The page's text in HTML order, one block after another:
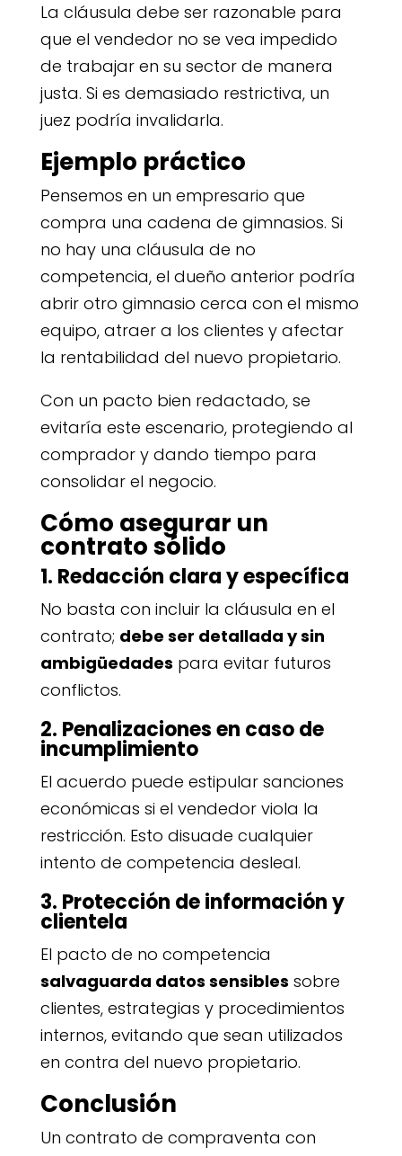
La cláusula debe ser razonable para
que el vendedor no se vea impedido
de trabajar en su sector de manera
justa. Si es demasiado restrictiva, un
juez podría invalidarla.
Ejemplo práctico
Pensemos en un empresario que
compra una cadena de gimnasios. Si
no hay una cláusula de no
competencia, el dueño anterior podría
abrir otro gimnasio cerca con el mismo
equipo, atraer a los clientes y afectar
la rentabilidad del nuevo propietario.
Con un pacto bien redactado, se
evitaría este escenario, protegiendo al
comprador y dando tiempo para
consolidar el negocio.
Cómo asegurar un
contrato sólido
1. Redacción clara y específica
No basta con incluir la cláusula en el
contrato; debe ser detallada y sin
ambigüedades para evitar futuros
conflictos.
2. Penalizaciones en caso de
incumplimiento
El acuerdo puede estipular sanciones
económicas si el vendedor viola la
restricción. Esto disuade cualquier
intento de competencia desleal.
3. Protección de información y
clientela
El pacto de no competencia
salvaguarda datos sensibles sobre
clientes, estrategias y procedimientos
internos, evitando que sean utilizados
en contra del nuevo propietario.
Conclusión
Un contrato de compraventa con